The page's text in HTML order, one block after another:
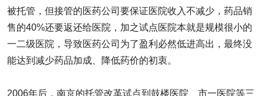
被托管，但接管的医药公司要保证医院收入不减少，药品销
售的40%还要返还给医院，加之试点医院本就是规模很小的
一二级医院，导致医药公司为了盈利必然低进高出，最终没
能达到减少药品加成、降低药价的初衷。
2006年后，南京的托管改革试点到鼓楼医院、市一医院等三